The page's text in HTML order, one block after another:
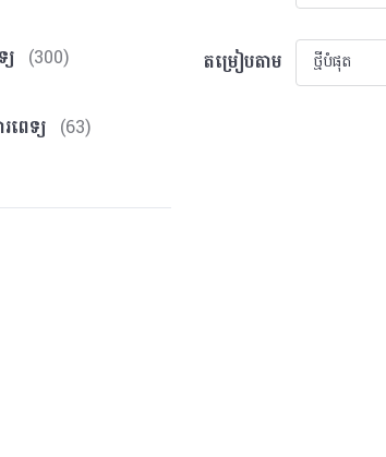
យ (300)
ពេទ្យ (63)
តម្រៀបតាម